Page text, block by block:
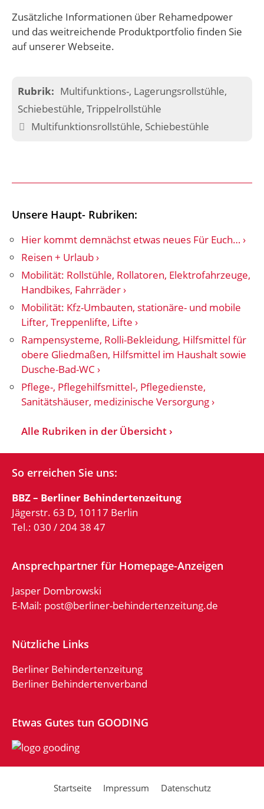
Zusätzliche Informationen über Rehamedpower
und das weitreichende Produktportfolio finden Sie
auf unserer Webseite.
Kategorien
Multifunktions-, Lagerungsrollstühle,
Schiebestühle, Trippelrollstühle
Schlagwörter
Multifunktionsrollstühle, Schiebestühle
Unsere Haupt- Rubriken:
Hier kommt demnächst etwas neues Für Euch…
Reisen + Urlaub
Mobilität: Rollstühle, Rollatoren, Elektrofahrzeuge,
Handbikes, Fahrräder
Mobilität: Kfz-Umbauten, stationäre- und mobile
Lifter, Treppenlifte, Lifte
Rampensysteme, Rolli-Bekleidung, Hilfsmittel für
obere Gliedmaßen, Hilfsmittel im Haushalt sowie
Dusche-Bad-WC
Pflege-, Pflegehilfsmittel-, Pflegedienste,
Sanitätshäuser, medizinische Versorgung
Alle Rubriken in der Übersicht
So erreichen Sie uns:
BBZ – Berliner Behindertenzeitung
Jägerstr. 63 D, 10117 Berlin
Tel.: 030 / 204 38 47
Ansprechpartner für Homepage-Anzeigen
Jasper Dombrowski
E-Mail: post@berliner-behindertenzeitung.de
Nützliche Links
Berliner Behindertenzeitung
Berliner Behindertenverband
Etwas Gutes tun GOODING
Startseite Impressum Datenschutz